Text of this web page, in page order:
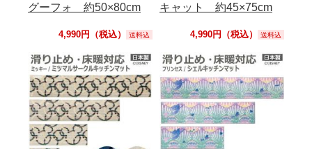
グーフォ 約50×80cm
4,990円（税込） 送料込
キャット 約45×75cm
4,990円（税込） 送料込